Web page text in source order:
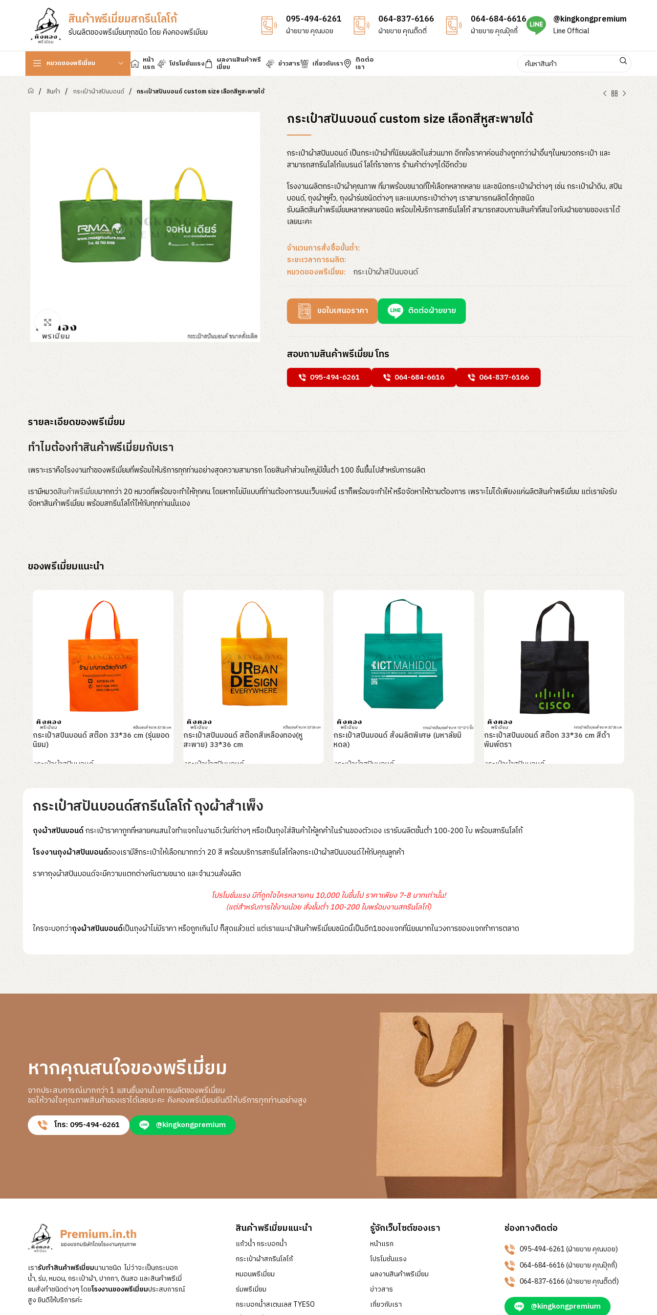
สินค้าพรีเมี่ยมสกรีนโลโก้
รับผลิตของพรีเมี่ยมทุกชนิด โดย คิงคองพรีเมียม
095-494-6261
ฝ่ายขาย คุณบอย
064-837-6166
ฝ่ายขาย คุณติ๊ดตี่
064-684-6616
ฝ่ายขาย คุณปุ๊กกี้
@kingkongpremium
Line Official
หมวดของพรีเมี่ยม หน้า
แรก โปรโมชั่นแรง ผลงานสินค้าพรี
เมี่ยม ข่าวสาร เกี่ยวกับเรา ติดต่อ
เรา
/ สินค้า / กระเป๋าผ้าสปันบอนด์ / กระเป๋าสปันบอนด์ custom size เลือกสีหูสะพายได้
Click to enlarge
กระเป๋าสปันบอนด์ custom size เลือกสีหูสะพายได้
กระเป๋าผ้าสปันบอนด์ เป็นกระเป๋าผ้าที่นิยมผลิตในส่วนมาก อีกทั้งราคาค่อนข้างถูกกว่าผ้าอื่นๆในหมวดกระเป๋า และ
สามารถสกรีนโลโก้แบรนด์ โลโก้ราชการ ร้านค้าต่างๆได้อีกด้วย
โรงงานผลิตกระเป๋าผ้าคุณภาพ ที่มาพร้อมขนาดที่ให้เลือกหลากหลาย และชนิดกระเป๋าผ้าต่างๆ เช่น กระเป๋าผ้าดิบ, สปัน
บอนด์, ถุงผ้าหูหิ้ว, ถุงผ้าร่มชนิดต่างๆ และแบบกระเป๋าต่างๆ เราสามารถผลิตได้ทุกชนิด
รับผลิตสินค้าพรีเมี่ยมหลากหลายชนิด พร้อมให้บริการสกรีนโลโก้ สามารถสอบถามสินค้าที่สนใจกับฝ่ายขายของเราได้
เลยนะคะ
จำนวนการสั่งซื้อขั้นต่ำ:
ระยะเวลาการผลิต:
หมวดของพรีเมี่ยม:
กระเป๋าผ้าสปันบอนด์
ขอใบเสนอราคา ติดต่อฝ่ายขาย
สอบถามสินค้าพรีเมี่ยม โทร
095-494-6261 064-684-6616 064-837-6166
รายละเอียดของพรีเมี่ยม
ทำไมต้องทำสินค้าพรีเมี่ยมกับเรา
เพราะเราคือโรงงานทำของพรีเมี่ยมที่พร้อมให้บริการทุกท่านอย่างสุดความสามารถ โดยสินค้าส่วนใหญ่มีขั้นต่ำ 100 ชิ้นขึ้นไปสำหรับการผลิต
เรามีหมวดสินค้าพรีเมี่ยมมากกว่า 20 หมวดที่พร้อมจะทำให้ทุกคน โดยหากไม่มีแบบที่ท่านต้องการบนเว็บแห่งนี้ เราก็พร้อมจะทำให้ หรือจัดหาให้ตามต้องการ เพราะไม่ได้เพียงแค่ผลิตสินค้าพรีเมี่ยม แต่เรายังรับ
จัดหาสินค้าพรีเมี่ยม พร้อมสกรีนโลโก้ให้กับทุกท่านนั่นเอง
ของพรีเมี่ยมแนะนำ
กระเป๋าสปันบอนด์ สต๊อก 33*36 cm (รุ่นยอด
นิยม)
กระเป๋าผ้าสปันบอนด์
อ่านเพิ่ม
กระเป๋าสปันบอนด์ สต๊อกสีเหลืองทอง(หู
สะพาย) 33*36 cm
กระเป๋าผ้าสปันบอนด์
อ่านเพิ่ม
กระเป๋าสปันบอนด์ สั่งผลิตพิเศษ (มหาลัยมิ
หดล)
กระเป๋าผ้าสปันบอนด์
อ่านเพิ่ม
กระเป๋าสปันบอนด์ สต๊อก 33*36 cm สีดำ
พิมพ์ตรา
กระเป๋าผ้าสปันบอนด์
อ่านเพิ่ม
กระเ
กระเ
อ่านเ
กระเป๋าสปันบอนด์สกรีนโลโก้ ถุงผ้าสำเพ็ง
ถุงผ้าสปันบอนด์กระเป๋าราคาถูกที่หลายคนสนใจทำแจกในงานอีเว้นท์ต่างๆ หรือเป็นถุงใส่สินค้าให้ลูกค้าในร้านของตัวเอง เรารับผลิตขั้นต่ำ 100-200 ใบ พร้อมสกรีนโลโก้
โรงงานถุงผ้าสปันบอนด์ของเรามีสีกระเป๋าให้เลือกมากกว่า 20 สี พร้อมบริการสกรีนโลโก้ลงกระเป๋าผ้าสปันบอนด์ให้กับคุณลูกค้า
ราคาถุงผ้าสปันบอนด์จะมีความแตกต่างกันตามขนาด และจำนวนสั่งผลิต
โปรโมชั่นแรง มีที่ถูกใจใครหลายคน 10,000 ใบขึ้นไป ราคาเพียง 7-8 บาทเท่านั้น!
(แต่สำหรับการใช้งานน้อย สั่งขั้นต่ำ 100-200 ใบพร้อมงานสกรีนโลโก้)
ใครจะบอกว่าถุงผ้าสปันบอนด์เป็นถุงผ้าไม่มีราคา หรือถูกเกินไป ก็สุดแล้วแต่ แต่เราแนะนำสินค้าพรีเมี่ยมชนิดนี้เป็นอีก1ของแจกที่นิยมมากในวงการของแจกทำการตลาด
หากคุณสนใจของพรีเมี่ยม
จากประสบการณ์มากกว่า 1 แสนชิ้นงานในการผลิตของพรีเมี่ยม
ขอให้วางใจคุณภาพสินค้าของเราได้เลยนะคะ คิงคองพรีเมี่ยมยินดีให้บริการทุกท่านอย่างสูง
โทร: 095-494-6261 @kingkongpremium
เรารับทำสินค้าพรีเมี่ยมนานาชนิด ไม่ว่าจะเป็นกระบอก
น้ำ, ร่ม, หมอน, กระเป๋าผ้า, ปากกา, ดินสอ และสินค้าพรีเมี่
ยมสั่งทำชนิดต่างๆ โดยโรงงานของพรีเมี่ยมประสบการณ์
สูง ยินดีให้บริการค่ะ
สินค้าพรีเมี่ยมแนะนำ
แก้วน้ำ กระบอกน้ำ
กระเป๋าผ้าสกรีนโลโก้
หมอนพรีเมี่ยม
ร่มพรีเมี่ยม
กระบอกน้ำสเตนเลส TYESO
รู้จักเว็บไซต์ของเรา
หน้าแรก
โปรโมชั่นแรง
ผลงานสินค้าพรีเมี่ยม
ข่าวสาร
เกี่ยวกับเรา
ช่องทางติดต่อ
095-494-6261 (ฝ่ายขาย คุณบอย)
064-684-6616 (ฝ่ายขาย คุณปุ๊กกี้)
064-837-6166 (ฝ่ายขาย คุณติ๊ดตี่)
@kingkongpremium